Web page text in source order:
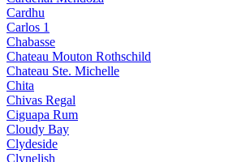
Cardhu
Carlos 1
Chabasse
Chateau Mouton Rothschild
Chateau Ste. Michelle
Chita
Chivas Regal
Ciguapa Rum
Cloudy Bay
Clydeside
Clynelish